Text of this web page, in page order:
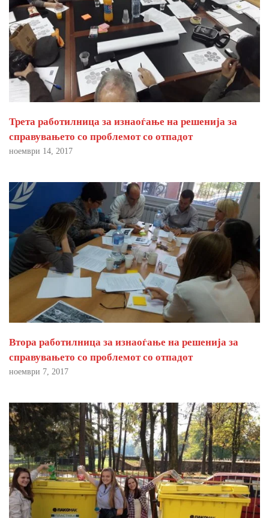
Трета работилница за изнаоѓање на решенија за
справувањето со проблемот со отпадот
ноември 14, 2017
Втора работилница за изнаоѓање на решенија за
справувањето со проблемот со отпадот
ноември 7, 2017